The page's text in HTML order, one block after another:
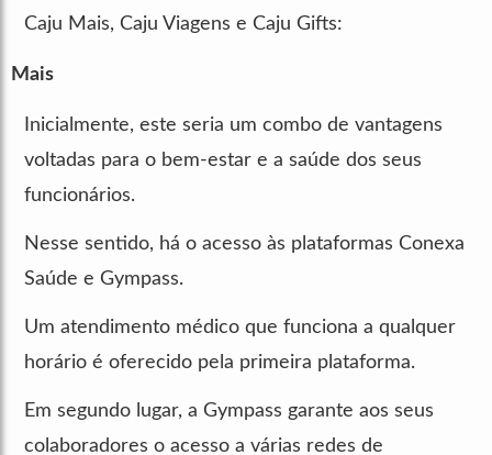
Caju Mais, Caju Viagens e Caju Gifts:
Mais
Inicialmente, este seria um combo de vantagens
voltadas para o bem-estar e a saúde dos seus
funcionários.
Nesse sentido, há o acesso às plataformas Conexa
Saúde e Gympass.
Um atendimento médico que funciona a qualquer
horário é oferecido pela primeira plataforma.
Em segundo lugar, a Gympass garante aos seus
colaboradores o acesso a várias redes de